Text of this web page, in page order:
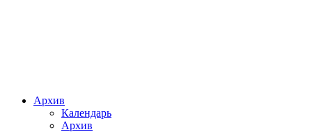
Архив
Календарь
Архив